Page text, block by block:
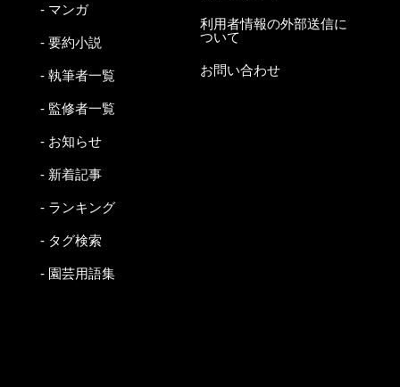
- マンガ
- 要約小説
- 執筆者一覧
- 監修者一覧
- お知らせ
- 新着記事
- ランキング
- タグ検索
- 園芸用語集
利用者情報の外部送信に
ついて
お問い合わせ